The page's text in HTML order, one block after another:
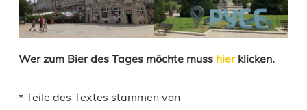
Wer zum Bier des Tages möchte muss hierklicken.
* Teile des Textes stammen von